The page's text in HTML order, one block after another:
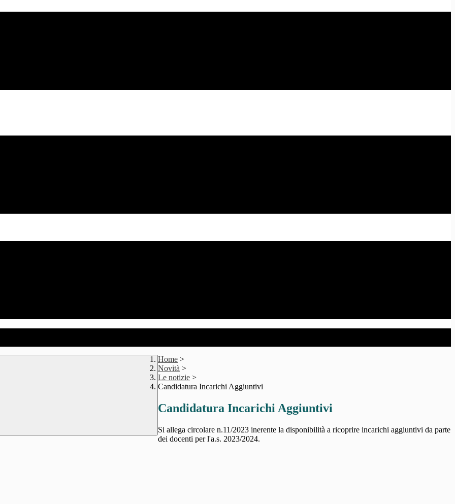
Home >
Novità >
Le notizie >
Candidatura Incarichi Aggiuntivi
Candidatura Incarichi Aggiuntivi
Si allega circolare n.11/2023 inerente la disponibilità a ricoprire incarichi aggiuntivi da parte
dei docenti per l'a.s. 2023/2024.